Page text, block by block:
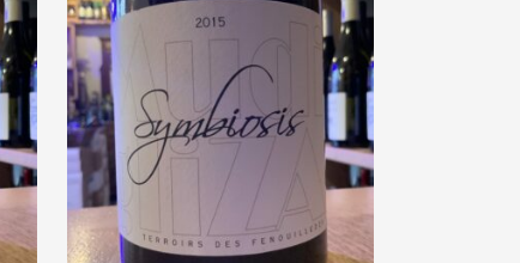
Mas Mudigliza
« Symbiosis » 2017